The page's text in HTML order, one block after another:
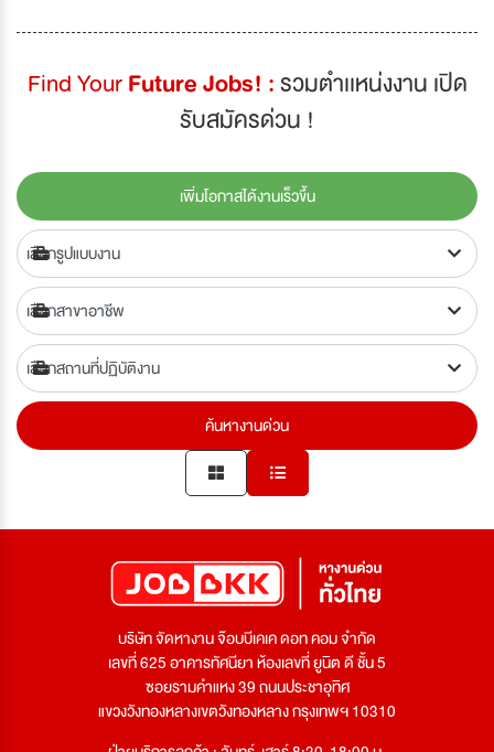
Find YourFuture Jobs! :รวมตำเเหน่งงาน เปิด
รับสมัครด่วน !
เพิ่มโอกาสได้งานเร็วขึ้น
ค้นหางานด่วน
บริษัท จัดหางาน จ๊อบบีเคเค ดอท คอม จำกัด
เลขที่ 625 อาคารทัศนียา ห้องเลขที่ ยูนิต ดี ชั้น 5
ซอยรามคำแหง 39 ถนนประชาอุทิศ
แขวงวังทองหลางเขตวังทองหลาง กรุงเทพฯ 10310